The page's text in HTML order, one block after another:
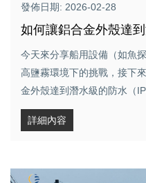
發佈日期: 2026-02-28
如何讓鋁合金外殼達
今天來分享船用設備（如魚
高鹽霧環境下的挑戰，接下
金外殼達到潛水級的防水（
詳細內容